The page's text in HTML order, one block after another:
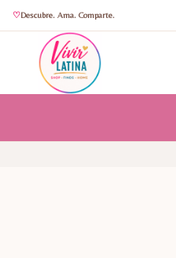
Descubre. Ama. Comparte.
contenido